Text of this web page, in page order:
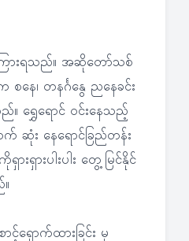
ားရသည်။ အဆိုတော်သစ်
နေ၊ တနင်္ဂနွေ ညနေခင်း
ည်။ ရွှေရောင် ဝင်းနေသည့်
ဆုံး နေရောင်ခြည်တန်း
ရှားပါးပါး တွေ့မြင်နိုင်
ရှောက်ထားခြင်း မှ